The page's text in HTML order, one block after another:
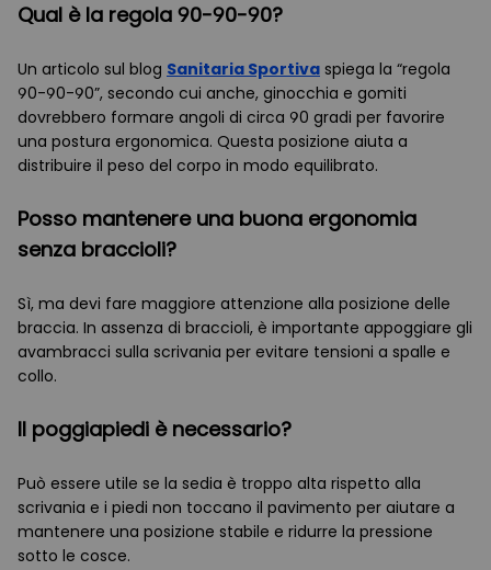
Qual è la regola 90-90-90?
Un articolo sul blog Sanitaria Sportiva spiega la “regola
90-90-90”, secondo cui anche, ginocchia e gomiti
dovrebbero formare angoli di circa 90 gradi per favorire
una postura ergonomica. Questa posizione aiuta a
distribuire il peso del corpo in modo equilibrato.
Posso mantenere una buona ergonomia
senza braccioli?
Sì, ma devi fare maggiore attenzione alla posizione delle
braccia. In assenza di braccioli, è importante appoggiare gli
avambracci sulla scrivania per evitare tensioni a spalle e
collo.
Il poggiapiedi è necessario?
Può essere utile se la sedia è troppo alta rispetto alla
scrivania e i piedi non toccano il pavimento per aiutare a
mantenere una posizione stabile e ridurre la pressione
sotto le cosce.